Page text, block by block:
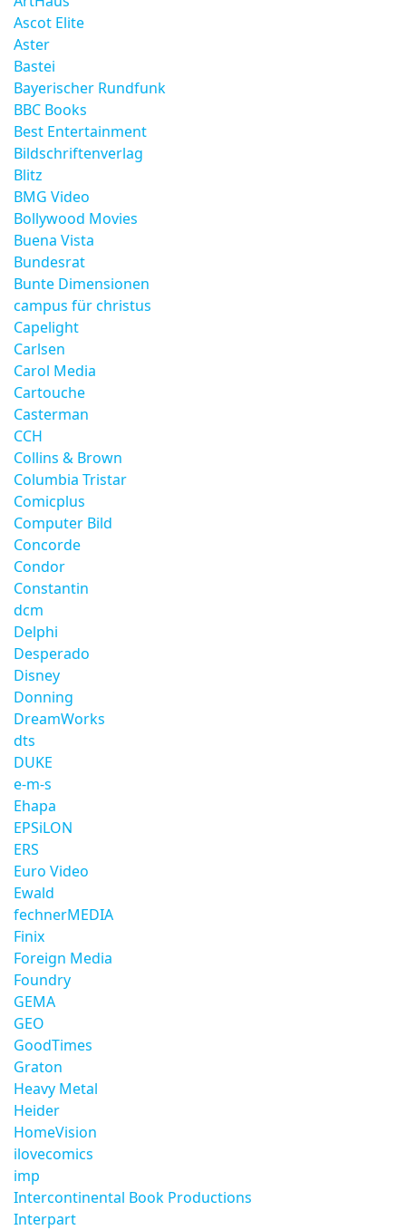
Ascot Elite
Aster
Bastei
Bayerischer Rundfunk
BBC Books
Best Entertainment
Bildschriftenverlag
Blitz
BMG Video
Bollywood Movies
Buena Vista
Bundesrat
Bunte Dimensionen
campus für christus
Capelight
Carlsen
Carol Media
Cartouche
Casterman
CCH
Collins & Brown
Columbia Tristar
Comicplus
Computer Bild
Concorde
Condor
Constantin
dcm
Delphi
Desperado
Disney
Donning
DreamWorks
dts
DUKE
e-m-s
Ehapa
EPSiLON
ERS
Euro Video
Ewald
fechnerMEDIA
Finix
Foreign Media
Foundry
GEMA
GEO
GoodTimes
Graton
Heavy Metal
Heider
HomeVision
ilovecomics
imp
Intercontinental Book Productions
Interpart